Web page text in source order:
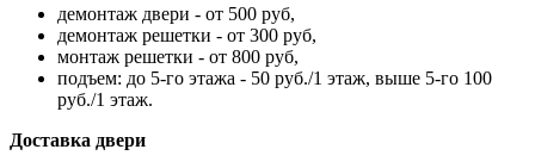
демонтаж двери - от 500 руб,
демонтаж решетки - от 300 руб,
монтаж решетки - от 800 руб,
подъем: до 5-го этажа - 50 руб./1 этаж, выше 5-го 100
руб./1 этаж.
Доставка двери